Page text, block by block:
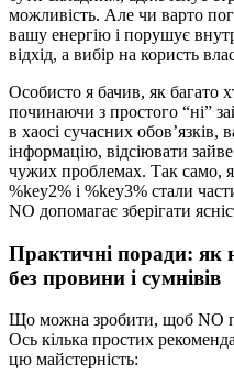
можливість. Але чи варто
вашу енергію і порушує
відхід, а вибір на користь
Особисто я бачив, як багато
починаючи з простого “ні”
в хаосі сучасних обов’язків,
інформацію, відсіювати
чужих проблемах. Так само,
%key2% і %key3% стали
NO допомагає зберігати
Практичні поради: як
без провини і сумнівів
Що можна зробити, щоб NO
Ось кілька простих
цю майстерність: